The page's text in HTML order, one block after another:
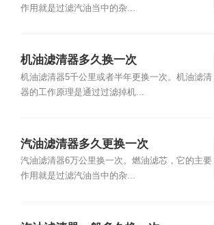
作用就是过滤汽油当中的杂...
机油滤清器多久换一次
机油滤清器5千公里或者半年更换一次。机油滤清
器的工作原理是通过过滤掉机...
汽油滤清器多久更换一次
汽油滤清器6万公里换一次。燃油滤芯，它的主要
作用就是过滤汽油当中的杂...